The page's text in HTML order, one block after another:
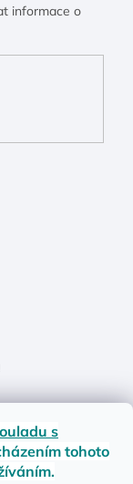
s
tohoto
informace o